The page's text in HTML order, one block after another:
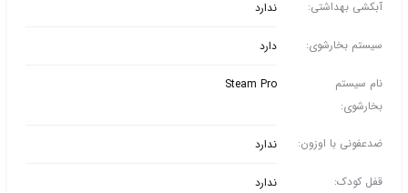
آبکشی بهداشتی: ندارد
سیستم بخارشوی: دارد
نام سیستم
بخارشوی:
Steam Pro
ضدعفونی با اوزون: ندارد
قفل کودک: ندارد